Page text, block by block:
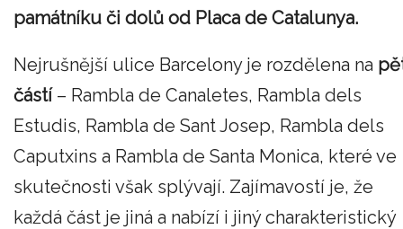
památníku či dolů od Placa de Catalunya.
Nejrušnější ulice Barcelony je rozdělena na
částí– Rambla de Canaletes, Rambla dels
Estudis, Rambla de Sant Josep, Rambla dels
Caputxins a Rambla de Santa Monica, které ve
skutečnosti však splývají. Zajímavostí je, že
každá část je jiná a nabízí i jiný charakteristický